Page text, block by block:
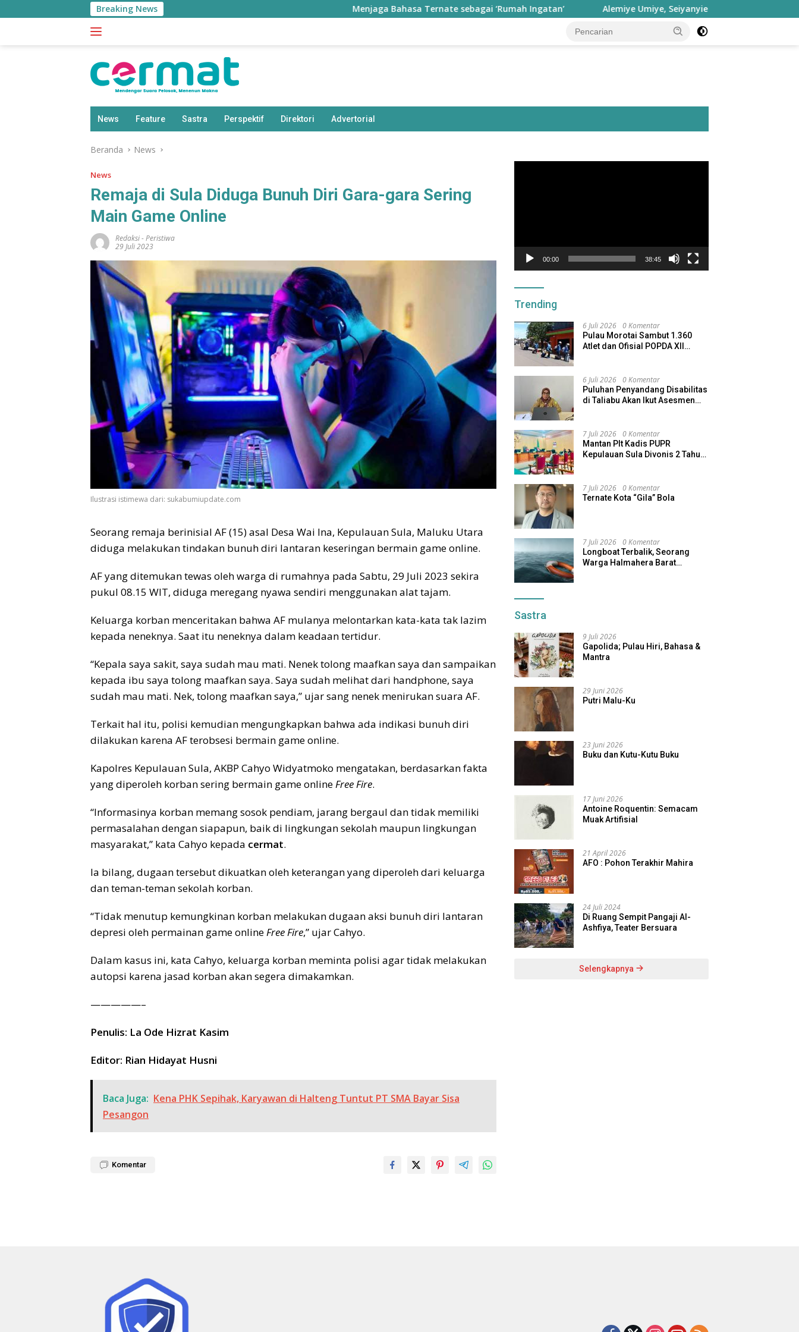
ke
Breaking News Menjaga Bahasa Ternate sebagai ‘Rumah Ingatan’ Alemiye Umiye, Seiyanyie Inyie: Falsafah Hatuhaha
News Feature Sastra Perspektif Direktori Advertorial
Beranda News
News
Remaja di Sula Diduga Bunuh Diri Gara-gara Sering
Main Game Online
Redaksi-Peristiwa
29 Juli 2023
Ilustrasi istimewa dari: sukabumiupdate.com
Seorang remaja berinisial AF (15) asal Desa Wai Ina, Kepulauan Sula, Maluku Utara
diduga melakukan tindakan bunuh diri lantaran keseringan bermain game online.
AF yang ditemukan tewas oleh warga di rumahnya pada Sabtu, 29 Juli 2023 sekira
pukul 08.15 WIT, diduga meregang nyawa sendiri menggunakan alat tajam.
Keluarga korban menceritakan bahwa AF mulanya melontarkan kata-kata tak lazim
kepada neneknya. Saat itu neneknya dalam keadaan tertidur.
“Kepala saya sakit, saya sudah mau mati. Nenek tolong maafkan saya dan sampaikan
kepada ibu saya tolong maafkan saya. Saya sudah melihat dari handphone, saya
sudah mau mati. Nek, tolong maafkan saya,” ujar sang nenek menirukan suara AF.
Terkait hal itu, polisi kemudian mengungkapkan bahwa ada indikasi bunuh diri
dilakukan karena AF terobsesi bermain game online.
Kapolres Kepulauan Sula, AKBP Cahyo Widyatmoko mengatakan, berdasarkan fakta
yang diperoleh korban sering bermain game onlineFree Fire.
“Informasinya korban memang sosok pendiam, jarang bergaul dan tidak memiliki
permasalahan dengan siapapun, baik di lingkungan sekolah maupun lingkungan
masyarakat,” kata Cahyo kepada cermat.
Ia bilang, dugaan tersebut dikuatkan oleh keterangan yang diperoleh dari keluarga
dan teman-teman sekolah korban.
“Tidak menutup kemungkinan korban melakukan dugaan aksi bunuh diri lantaran
depresi oleh permainan game onlineFree Fire,” ujar Cahyo.
Dalam kasus ini, kata Cahyo, keluarga korban meminta polisi agar tidak melakukan
autopsi karena jasad korban akan segera dimakamkan.
—————–
Penulis: La Ode Hizrat Kasim
Editor: Rian Hidayat Husni
Baca Juga: Kena PHK Sepihak, Karyawan di Halteng Tuntut PT SMA Bayar Sisa
Pesangon
Komentar
00:00 38:45
Trending
6 Juli 2026 0 Komentar
Pulau Morotai Sambut 1.360
Atlet dan Ofisial POPDA XII
6 Juli 2026 0 Komentar
Puluhan Penyandang Disabilitas
di Taliabu Akan Ikut Asesmen
7 Juli 2026 0 Komentar
Mantan Plt Kadis PUPR
Kepulauan Sula Divonis 2 Tahun
7 Juli 2026 0 Komentar
Ternate Kota “Gila” Bola
7 Juli 2026 0 Komentar
Longboat Terbalik, Seorang
Warga Halmahera Barat
Sastra
9 Juli 2026
Gapolida; Pulau Hiri, Bahasa &
Mantra
29 Juni 2026
Putri Malu-Ku
23 Juni 2026
Buku dan Kutu-Kutu Buku
17 Juni 2026
Antoine Roquentin: Semacam
Muak Artifisial
21 April 2026
AFO : Pohon Terakhir Mahira
24 Juli 2024
Di Ruang Sempit Pangaji Al-
Ashfiya, Teater Bersuara
Selengkapnya